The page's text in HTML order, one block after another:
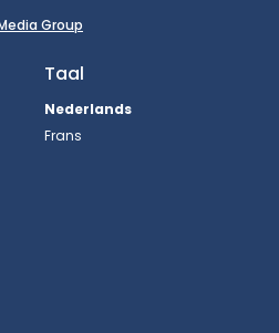
Group
Taal
Nederlands
Frans